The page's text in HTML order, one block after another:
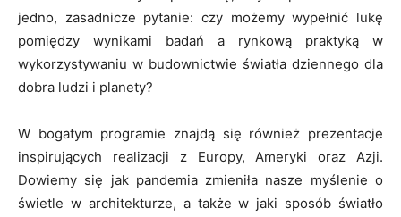
jedno, zasadnicze pytanie: czy możemy wypełnić lukę
pomiędzy wynikami badań a rynkową praktyką w
wykorzystywaniu w budownictwie światła dziennego dla
dobra ludzi i planety?
W bogatym programie znajdą się również prezentacje
inspirujących realizacji z Europy, Ameryki oraz Azji.
Dowiemy się jak pandemia zmieniła nasze myślenie o
świetle w architekturze, a także w jaki sposób światło